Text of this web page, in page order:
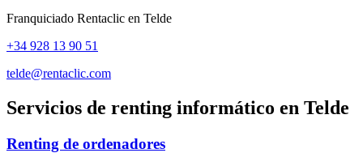
Franquiciado Rentaclic en Telde
+34 928 13 90 51
telde@rentaclic.com
Servicios de renting informático en Telde
Renting de ordenadores